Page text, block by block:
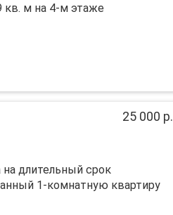
кв. м на 4-м этаже
25 000 р.
длительный срок
1-комнатную квартиру